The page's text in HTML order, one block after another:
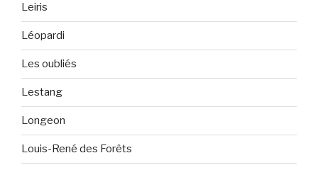
Leiris
Léopardi
Les oubliés
Lestang
Longeon
Louis-René des Forêts